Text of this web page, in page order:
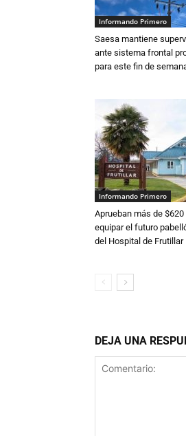
Informando Primero
Saesa mantiene
ante sistema frontal
para este fin de
Informando Primero
Aprueban más de
equipar el futuro
del Hospital de Frutillar
DEJA UNA